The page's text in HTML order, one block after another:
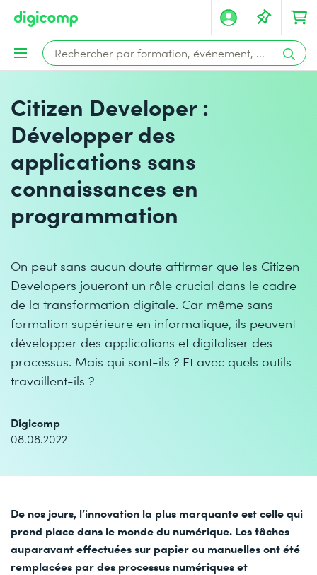
Citizen Developer :
Développer des
applications sans
connaissances en
programmation
On peut sans aucun doute affirmer que les Citizen
Developers joueront un rôle crucial dans le cadre
de la transformation digitale. Car même sans
formation supérieure en informatique, ils peuvent
développer des applications et digitaliser des
processus. Mais qui sont-ils ? Et avec quels outils
travaillent-ils ?
Digicomp
08.08.2022
De nos jours, l’innovation la plus marquante est celle qui
prend place dans le monde du numérique. Les tâches
auparavant effectuées sur papier ou manuelles ont été
remplacées par des processus numériques et